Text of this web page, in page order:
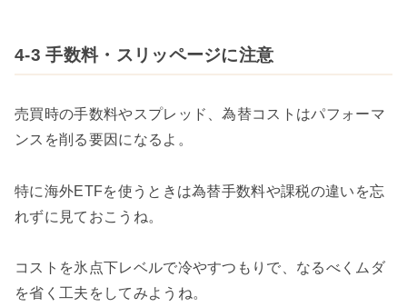
4-3 手数料・スリッページに注意
売買時の手数料やスプレッド、為替コストはパフォーマ
ンスを削る要因になるよ。
特に海外ETFを使うときは為替手数料や課税の違いを忘
れずに見ておこうね。
コストを氷点下レベルで冷やすつもりで、なるべくムダ
を省く工夫をしてみようね。